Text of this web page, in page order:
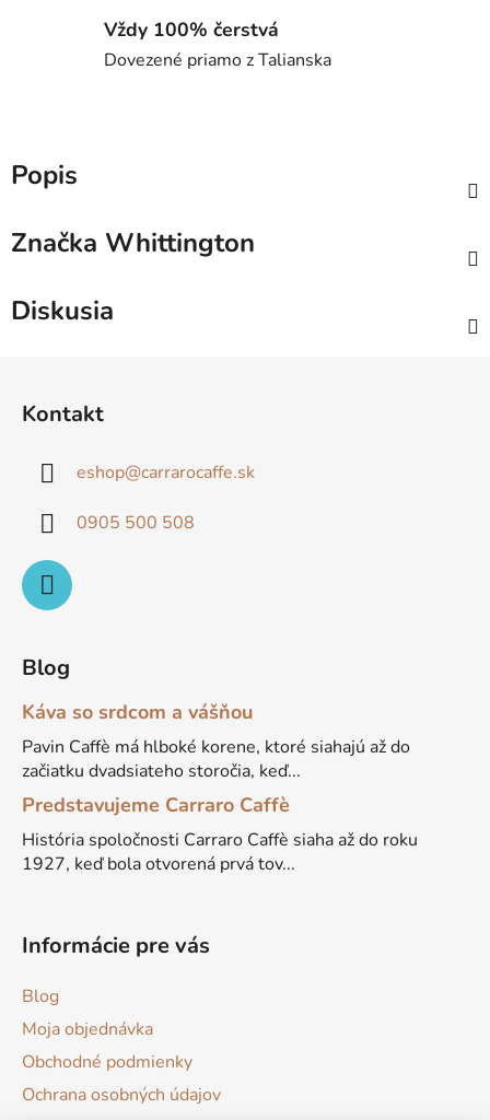
Vždy 100% čerstvá
Dovezené priamo z Talianska
Popis
Značka Whittington
Diskusia
Kontakt
eshop@carrarocaffe.sk
0905 500 508
Blog
Káva so srdcom a vášňou
Pavin Caffè má hlboké korene, ktoré siahajú až do
začiatku dvadsiateho storočia, keď...
Predstavujeme Carraro Caffè
História spoločnosti Carraro Caffè siaha až do roku
1927, keď bola otvorená prvá tov...
Informácie pre vás
Blog
Moja objednávka
Obchodné podmienky
Ochrana osobných údajov